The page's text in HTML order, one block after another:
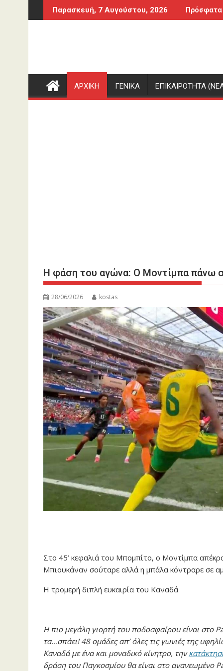
Περάστε
στο
Παρασκευή, 7 Αυγούστου, 2026
Πότε μια μεταφορά χρημάτων φορολογείται
Μέρες του Αυγούστου με κομπρεσέρ
ΑΡΧΙΚΗ ΓΕΝΙΚΑ ΕΠΙΚΑΙΡΟΤΗΤΑ
Η φάση του αγώνα: Ο Μοντίμπα πάνω
28/06/2026 kostas
Στο 45’ κεφαλιά του Μπομπίτο, ο Μοντίμπα
Μπιουκάναν σούταρε αλλά η μπάλα κόντραρε σε
Η τρομερή διπλή ευκαιρία του Καναδά
Η πιο μεγάλη γιορτή του ποδοσφαίρου είναι στο
τα…σπάει! 48 ομάδες απ’ όλες τις γωνιές της
Καναδά με ένα και μοναδικό κίνητρο, την
δράση του Παγκοσμίου θα είναι στο ανανεωμένο